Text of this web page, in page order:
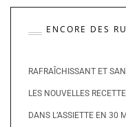
ENCORE DES
RAFRAÎCHISSANT ET
LES NOUVELLES
DANS L’ASSIETTE EN 30